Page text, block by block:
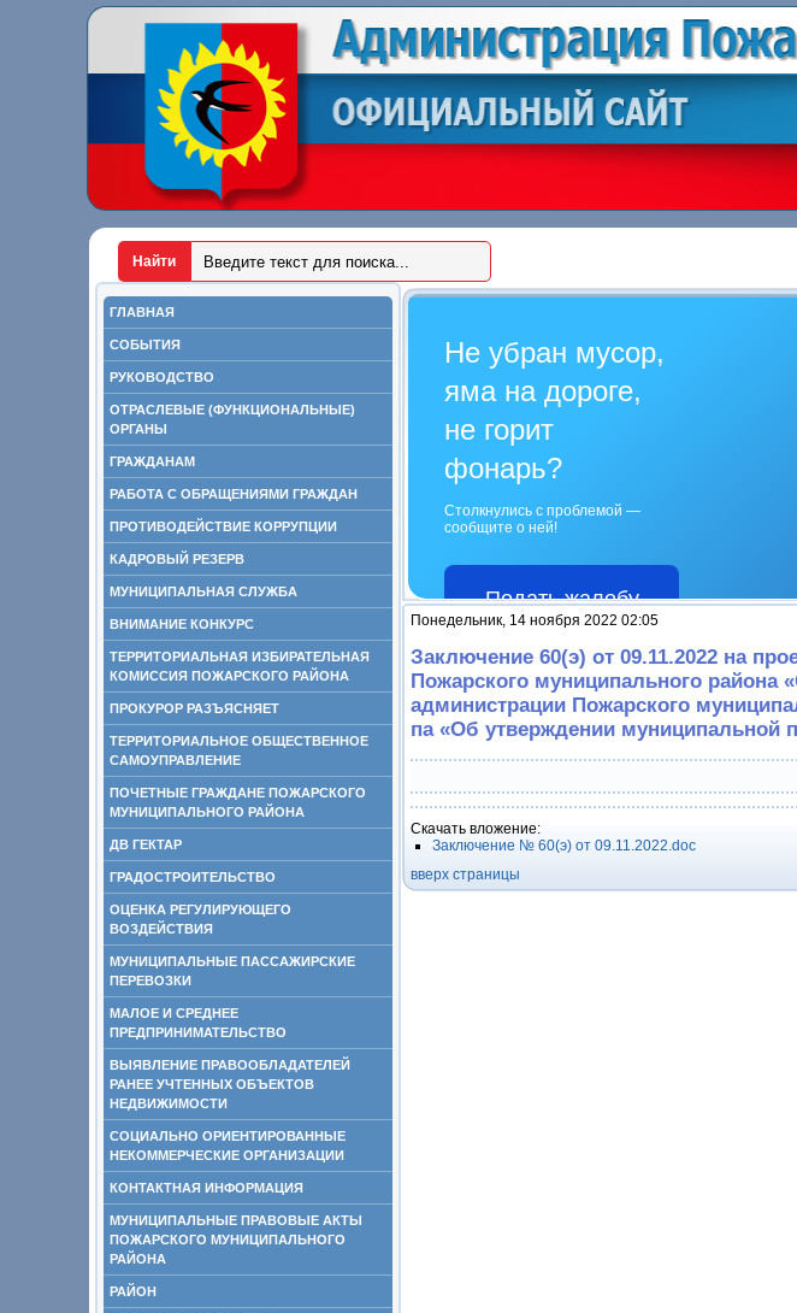
ГЛАВНАЯ
СОБЫТИЯ
РУКОВОДСТВО
ОТРАСЛЕВЫЕ (ФУНКЦИОНАЛЬНЫЕ)
ОРГАНЫ
ГРАЖДАНАМ
РАБОТА С ОБРАЩЕНИЯМИ ГРАЖДАН
ПРОТИВОДЕЙСТВИЕ КОРРУПЦИИ
КАДРОВЫЙ РЕЗЕРВ
МУНИЦИПАЛЬНАЯ СЛУЖБА
ВНИМАНИЕ КОНКУРС
ТЕРРИТОРИАЛЬНАЯ ИЗБИРАТЕЛЬНАЯ
КОМИССИЯ ПОЖАРСКОГО РАЙОНА
ПРОКУРОР РАЗЪЯСНЯЕТ
ТЕРРИТОРИАЛЬНОЕ ОБЩЕСТВЕННОЕ
САМОУПРАВЛЕНИЕ
ПОЧЕТНЫЕ ГРАЖДАНЕ ПОЖАРСКОГО
МУНИЦИПАЛЬНОГО РАЙОНА
ДВ ГЕКТАР
ГРАДОСТРОИТЕЛЬСТВО
ОЦЕНКА РЕГУЛИРУЮЩЕГО
ВОЗДЕЙСТВИЯ
МУНИЦИПАЛЬНЫЕ ПАССАЖИРСКИЕ
ПЕРЕВОЗКИ
МАЛОЕ И СРЕДНЕЕ
ПРЕДПРИНИМАТЕЛЬСТВО
ВЫЯВЛЕНИЕ ПРАВООБЛАДАТЕЛЕЙ
РАНЕЕ УЧТЕННЫХ ОБЪЕКТОВ
НЕДВИЖИМОСТИ
СОЦИАЛЬНО ОРИЕНТИРОВАННЫЕ
НЕКОММЕРЧЕСКИЕ ОРГАНИЗАЦИИ
КОНТАКТНАЯ ИНФОРМАЦИЯ
МУНИЦИПАЛЬНЫЕ ПРАВОВЫЕ АКТЫ
ПОЖАРСКОГО МУНИЦИПАЛЬНОГО
РАЙОНА
РАЙОН
Не убран мусор,
яма на дороге,
не горит
фонарь?
Столкнулись с проблемой —
сообщите о ней!
Подать жалобу
Понедельник, 14 ноября 2022 02:05
Заключение 60(э) от 09.11.2022 на
Пожарского муниципального района
администрации Пожарского
па «Об утверждении муниципальной
Скачать вложение:
Заключение № 60(э) от 09.11.2022.doc
вверх страницы